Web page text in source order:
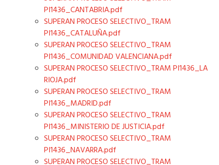
PI1436_CANTABRIA.pdf
SUPERAN PROCESO SELECTIVO_TRAM
PI1436_CATALUÑA.pdf
SUPERAN PROCESO SELECTIVO_TRAM
PI1436_COMUNIDAD VALENCIANA.pdf
SUPERAN PROCESO SELECTIVO_TRAM PI1436_LA
RIOJA.pdf
SUPERAN PROCESO SELECTIVO_TRAM
PI1436_MADRID.pdf
SUPERAN PROCESO SELECTIVO_TRAM
PI1436_MINISTERIO DE JUSTICIA.pdf
SUPERAN PROCESO SELECTIVO_TRAM
PI1436_NAVARRA.pdf
SUPERAN PROCESO SELECTIVO_TRAM